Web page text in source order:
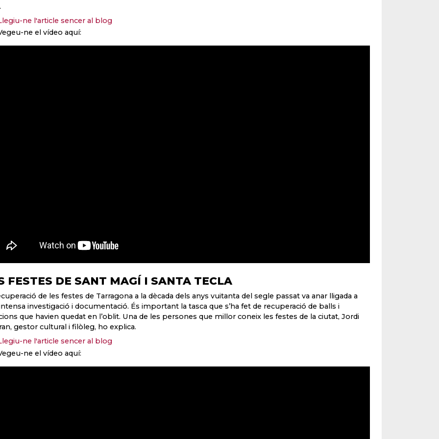
ne l'article sencer al blog
ne el vídeo aquí:
FESTES DE SANT MAGÍ I SANTA TECLA
de les festes de Tarragona a la dècada dels anys vuitanta del segle passat va anar lligada a
investigació i documentació. És important la tasca que s’ha fet de recuperació de balls i
que havien quedat en l’oblit. Una de les persones que millor coneix les festes de la ciutat, Jordi
gestor cultural i filòleg, ho explica.
ne l'article sencer al blog
ne el vídeo aquí: